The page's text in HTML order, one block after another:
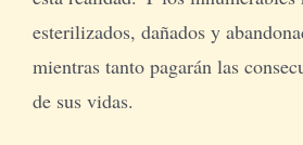
esterilizados, dañados y
mientras tanto pagarán las
de sus vidas.